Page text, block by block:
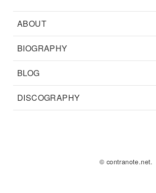
ABOUT
BIOGRAPHY
BLOG
DISCOGRAPHY
© contranote.net.